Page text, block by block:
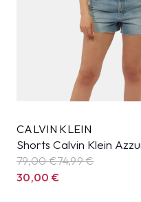
CALVIN KLEIN
Shorts Calvin Klein
79,00 €74,99€
30,00€